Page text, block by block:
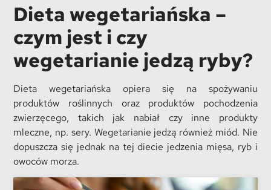
Dieta wegetariańska –
czym jest i czy
wegetarianie jedzą ryby?
Dieta wegetariańska opiera się na spożywaniu
produktów roślinnych oraz produktów pochodzenia
zwierzęcego, takich jak nabiał czy inne produkty
mleczne, np. sery. Wegetarianie jedzą również miód. Nie
dopuszcza się jednak na tej diecie jedzenia mięsa, ryb i
owoców morza.